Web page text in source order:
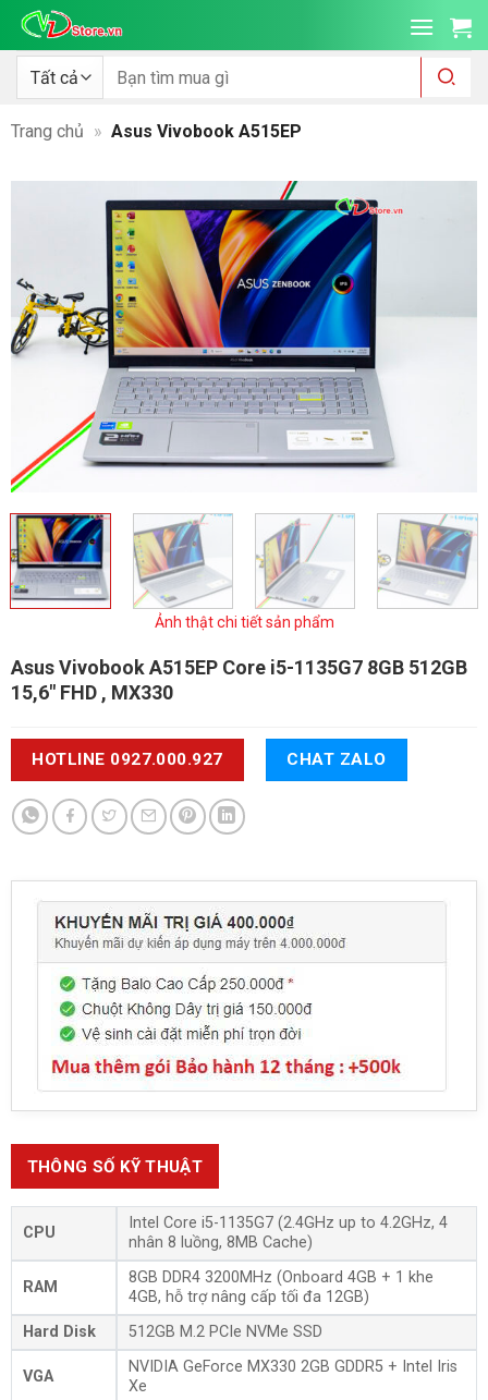
qua
dung
Tìm
kiếm:
Trang chủ » Asus Vivobook A515EP
Ảnh thật chi tiết sản phẩm
Asus Vivobook A515EP Core i5-1135G7 8GB 512GB
15,6" FHD , MX330
HOTLINE 0927.000.927 CHAT ZALO
THÔNG SỐ KỸ THUẬT
CPU
Intel Core i5-1135G7 (2.4GHz up to 4.2GHz, 4
nhân 8 luồng, 8MB Cache)
RAM
8GB DDR4 3200MHz (Onboard 4GB + 1 khe
4GB, hỗ trợ nâng cấp tối đa 12GB)
Hard Disk
512GB M.2 PCIe NVMe SSD
VGA
NVIDIA GeForce MX330 2GB GDDR5 + Intel Iris
Xe